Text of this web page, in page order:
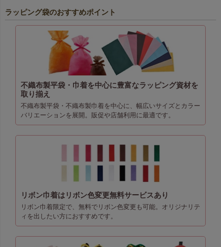
ラッピング袋のおすすめポイント
不織布製平袋・巾着を中心に豊富なラッピング資材を
取り揃え
不織布製平袋・不織布製巾着を中心に、幅広いサイズとカラー
バリエーションを展開。販促や店舗利用に最適です。
リボン巾着はリボン色変更無料サービスあり
リボン巾着限定で、無料でリボン色変更も可能。オリジナリテ
ィを出したい方におすすめです。